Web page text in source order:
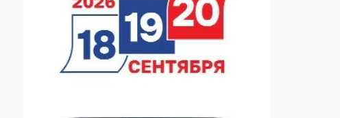
06.08.2026 15:05
Нижегородские хирурги выполнили трансоральную
операцию на щитовидной железе
06.08.2026 15:03